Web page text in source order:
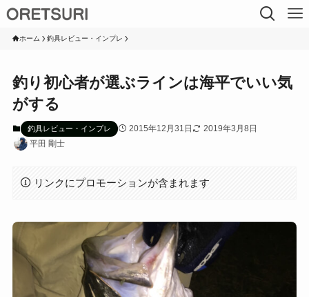
ホーム 釣具レビュー・インプレ
釣り初心者が選ぶラインは海平でいい気
がする
釣具レビュー・インプレ 2015年12月31日
2019年3月8日
平田 剛士
リンクにプロモーションが含まれます